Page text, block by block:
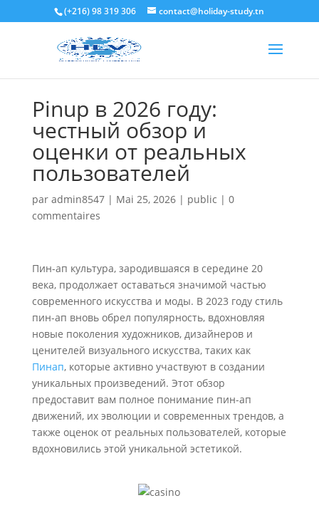
(+216) 98 319 306 contact@holiday-study.tn
Pinup в 2026 году:
честный обзор и
оценки от реальных
пользователей
par admin8547| Mai 25, 2026| public | 0
commentaires
Пин-ап культура, зародившаяся в середине 20
века, продолжает оставаться значимой частью
современного искусства и моды. В 2023 году стиль
пин-ап вновь обрел популярность, вдохновляя
новые поколения художников, дизайнеров и
ценителей визуального искусства, таких как
Пинап, которые активно участвуют в создании
уникальных произведений. Этот обзор
предоставит вам полное понимание пин-ап
движений, их эволюции и современных трендов, а
также оценок от реальных пользователей, которые
вдохновились этой уникальной эстетикой.